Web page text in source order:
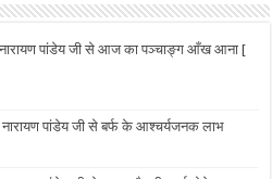
नारायण पांडेय जी से आज का पञ्चाङ्ग आँख आना [
नारायण पांडेय जी से बर्फ के आश्चर्यजनक लाभ